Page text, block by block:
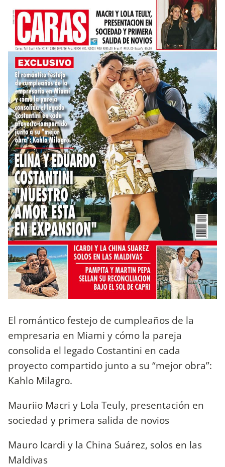
El romántico festejo de cumpleaños de la
empresaria en Miami y cómo la pareja
consolida el legado Costantini en cada
proyecto compartido junto a su “mejor obra”:
Kahlo Milagro.
Mauriio Macri y Lola Teuly, presentación en
sociedad y primera salida de novios
Mauro Icardi y la China Suárez, solos en las
Maldivas